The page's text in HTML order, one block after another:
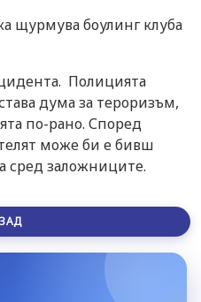
щурмува боулинг клуба
Полицията
дума за тероризъм,
по-рано. Според
може би е бивш
сред заложниците.